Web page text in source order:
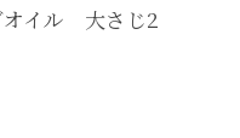
オイル 大さじ2